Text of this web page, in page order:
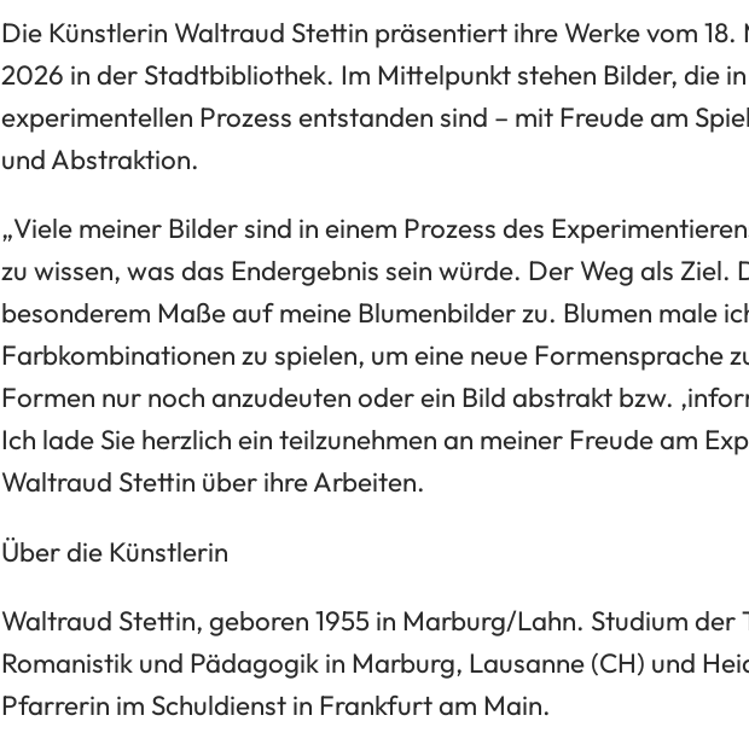
Die Künstlerin Waltraud Stettin präsentiert ihre Werke vom 18.
2026 in der Stadtbibliothek. Im Mittelpunkt stehen Bilder, die
experimentellen Prozess entstanden sind – mit Freude am
und Abstraktion.
„Viele meiner Bilder sind in einem Prozess des
zu wissen, was das Endergebnis sein würde. Der Weg als Ziel.
besonderem Maße auf meine Blumenbilder zu. Blumen male
Farbkombinationen zu spielen, um eine neue Formensprache
Formen nur noch anzudeuten oder ein Bild abstrakt bzw.
Ich lade Sie herzlich ein teilzunehmen an meiner Freude am
Waltraud Stettin über ihre Arbeiten.
Über die Künstlerin
Waltraud Stettin, geboren 1955 in Marburg/Lahn. Studium der
Romanistik und Pädagogik in Marburg, Lausanne (CH) und
Pfarrerin im Schuldienst in Frankfurt am Main.